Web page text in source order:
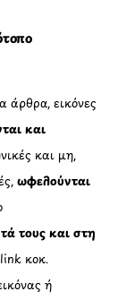
άρθρα, εικόνες
και
και μη,
ωφελούνται
τους και στη
κοκ.
ή